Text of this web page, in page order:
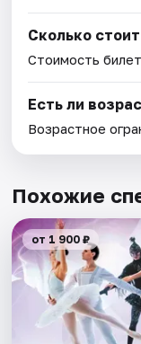
Сколько
Стоимость
Есть ли
Возрастное
Похожие
от 1 900 ₽